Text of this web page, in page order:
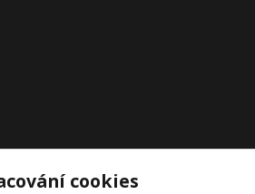
cookies